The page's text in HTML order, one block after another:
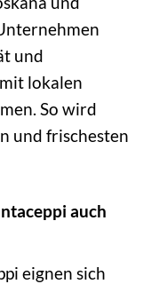
und
lokalen
So wird
und frischesten
auch
eignen sich